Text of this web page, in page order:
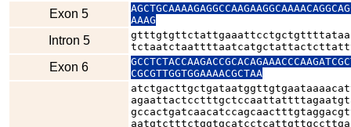
Exon 5
AAAG
Intron 5
Exon 6
CGCGTTGGTGGAAAACGCTAA